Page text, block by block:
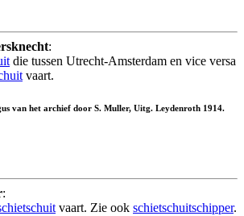
:
die tussen Utrecht-Amsterdam en vice versa
vaart.
van het archief door S. Muller, Uitg. Leydenroth 1914.
:
vaart. Zie ook schietschuitschipper.